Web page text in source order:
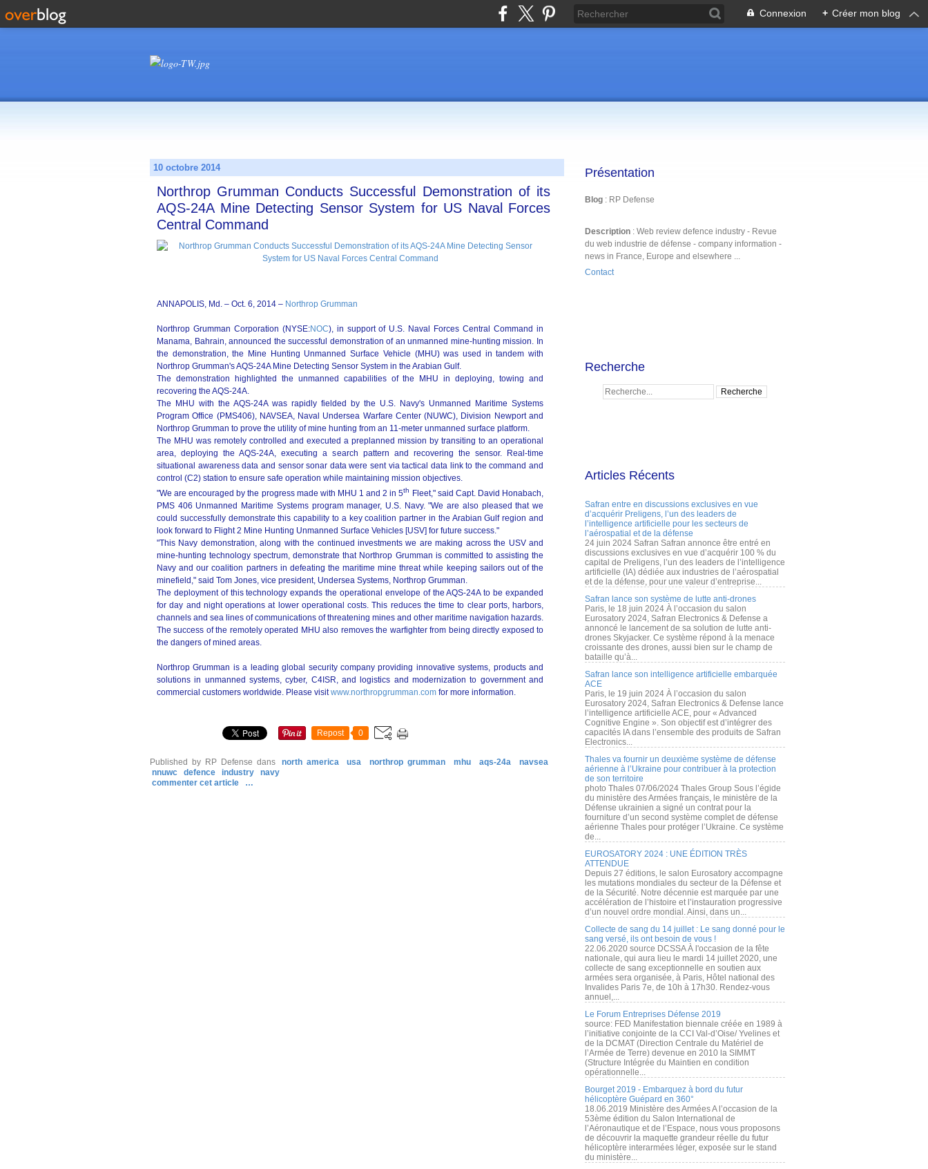
Connexion + Créer mon blog
10 octobre 2014
Northrop Grumman Conducts Successful Demonstration of its
AQS-24A Mine Detecting Sensor System for US Naval Forces
Central Command
ANNAPOLIS, Md. – Oct. 6, 2014 – Northrop Grumman
Northrop Grumman Corporation (NYSE:NOC), in support of U.S. Naval Forces Central Command in
Manama, Bahrain, announced the successful demonstration of an unmanned mine-hunting mission. In
the demonstration, the Mine Hunting Unmanned Surface Vehicle (MHU) was used in tandem with
Northrop Grumman's AQS-24A Mine Detecting Sensor System in the Arabian Gulf.
The demonstration highlighted the unmanned capabilities of the MHU in deploying, towing and
recovering the AQS-24A.
The MHU with the AQS-24A was rapidly fielded by the U.S. Navy's Unmanned Maritime Systems
Program Office (PMS406), NAVSEA, Naval Undersea Warfare Center (NUWC), Division Newport and
Northrop Grumman to prove the utility of mine hunting from an 11-meter unmanned surface platform.
The MHU was remotely controlled and executed a preplanned mission by transiting to an operational
area, deploying the AQS-24A, executing a search pattern and recovering the sensor. Real-time
situational awareness data and sensor sonar data were sent via tactical data link to the command and
control (C2) station to ensure safe operation while maintaining mission objectives.
"We are encouraged by the progress made with MHU 1 and 2 in 5th
Fleet," said Capt. David Honabach,
PMS 406 Unmanned Maritime Systems program manager, U.S. Navy. "We are also pleased that we
could successfully demonstrate this capability to a key coalition partner in the Arabian Gulf region and
look forward to Flight 2 Mine Hunting Unmanned Surface Vehicles [USV] for future success."
"This Navy demonstration, along with the continued investments we are making across the USV and
mine-hunting technology spectrum, demonstrate that Northrop Grumman is committed to assisting the
Navy and our coalition partners in defeating the maritime mine threat while keeping sailors out of the
minefield," said Tom Jones, vice president, Undersea Systems, Northrop Grumman.
The deployment of this technology expands the operational envelope of the AQS-24A to be expanded
for day and night operations at lower operational costs. This reduces the time to clear ports, harbors,
channels and sea lines of communications of threatening mines and other maritime navigation hazards.
The success of the remotely operated MHU also removes the warfighter from being directly exposed to
the dangers of mined areas.
Northrop Grumman is a leading global security company providing innovative systems, products and
solutions in unmanned systems, cyber, C4ISR, and logistics and modernization to government and
commercial customers worldwide. Please visitwww.northropgrumman.com for more information.
Repost 0
Published by RP Defense dans north america usa northrop grumman mhu aqs-24a
navsea
nnuwc
defence industry
navy
commenter cet article
…
Présentation
Blog : RP Defense
Description : Web review defence industry - Revue
du web industrie de défense - company information -
news in France, Europe and elsewhere ...
Contact
Recherche
Articles Récents
Safran entre en discussions exclusives en vue
d’acquérir Preligens, l’un des leaders de
l’intelligence artificielle pour les secteurs de
l’aérospatial et de la défense
24 juin 2024 Safran Safran annonce être entré en
discussions exclusives en vue d’acquérir 100 % du
capital de Preligens, l’un des leaders de l’intelligence
artificielle (IA) dédiée aux industries de l’aérospatial
et de la défense, pour une valeur d’entreprise...
Safran lance son système de lutte anti-drones
Paris, le 18 juin 2024 À l’occasion du salon
Eurosatory 2024, Safran Electronics & Defense a
annoncé le lancement de sa solution de lutte anti-
drones Skyjacker. Ce système répond à la menace
croissante des drones, aussi bien sur le champ de
bataille qu’à...
Safran lance son intelligence artificielle embarquée
ACE
Paris, le 19 juin 2024 À l’occasion du salon
Eurosatory 2024, Safran Electronics & Defense lance
l’intelligence artificielle ACE, pour « Advanced
Cognitive Engine ». Son objectif est d’intégrer des
capacités IA dans l’ensemble des produits de Safran
Electronics...
Thales va fournir un deuxième système de défense
aérienne à l’Ukraine pour contribuer à la protection
de son territoire
photo Thales 07/06/2024 Thales Group Sous l’égide
du ministère des Armées français, le ministère de la
Défense ukrainien a signé un contrat pour la
fourniture d’un second système complet de défense
aérienne Thales pour protéger l’Ukraine. Ce système
de...
EUROSATORY 2024 : UNE ÉDITION TRÈS
ATTENDUE
Depuis 27 éditions, le salon Eurosatory accompagne
les mutations mondiales du secteur de la Défense et
de la Sécurité. Notre décennie est marquée par une
accélération de l’histoire et l’instauration progressive
d’un nouvel ordre mondial. Ainsi, dans un...
Collecte de sang du 14 juillet : Le sang donné pour le
sang versé, ils ont besoin de vous !
22.06.2020 source DCSSA À l'occasion de la fête
nationale, qui aura lieu le mardi 14 juillet 2020, une
collecte de sang exceptionnelle en soutien aux
armées sera organisée, à Paris, Hôtel national des
Invalides Paris 7e, de 10h à 17h30. Rendez-vous
annuel,...
Le Forum Entreprises Défense 2019
source: FED Manifestation biennale créée en 1989 à
l’initiative conjointe de la CCI Val-d’Oise/ Yvelines et
de la DCMAT (Direction Centrale du Matériel de
l’Armée de Terre) devenue en 2010 la SIMMT
(Structure Intégrée du Maintien en condition
opérationnelle...
Bourget 2019 - Embarquez à bord du futur
hélicoptère Guépard en 360°
18.06.2019 Ministère des Armées A l’occasion de la
53ème édition du Salon International de
l’Aéronautique et de l’Espace, nous vous proposons
de découvrir la maquette grandeur réelle du futur
hélicoptère interarmées léger, exposée sur le stand
du ministère...